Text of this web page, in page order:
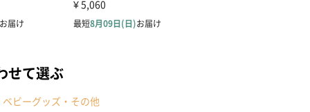
せて選ぶ
ベビーグッズ・その他